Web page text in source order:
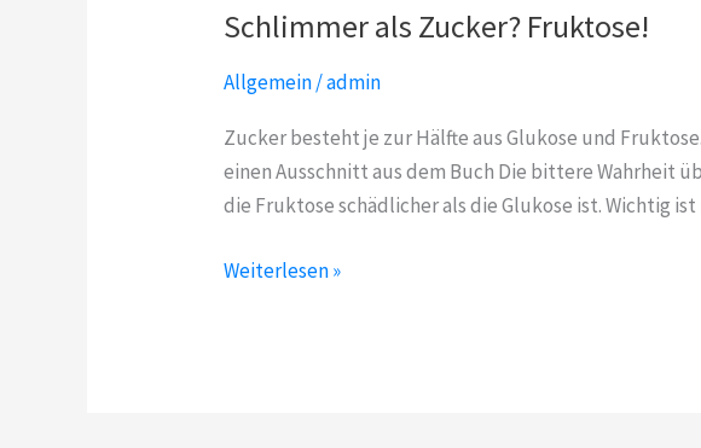
Schlimmer als Zucker? Fruktose!
Allgemein/admin
Zucker besteht je zur Hälfte aus Glukose und
einen Ausschnitt aus dem Buch Die bittere Wahrheit
die Fruktose schädlicher als die Glukose ist. Wichtig
Schlimmer
Weiterlesen »